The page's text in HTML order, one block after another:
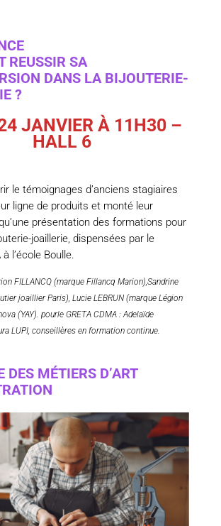
REUSSIR SA
DANS LA BIJOUTERIE-
?
JANVIER À 11H30 –
HALL 6
le témoignages d’anciens stagiaires
ligne de produits et monté leur
présentation des formations pour
joaillerie, dispensées par le
l’école Boulle.
FILLANCQ (marque Fillancq Marion),Sandrine
joaillier Paris), Lucie LEBRUN (marque Légion
(YAY). pourle GRETA CDMA : Adelaïde
LUPI, conseillères en formation continue.
DES MÉTIERS D’ART